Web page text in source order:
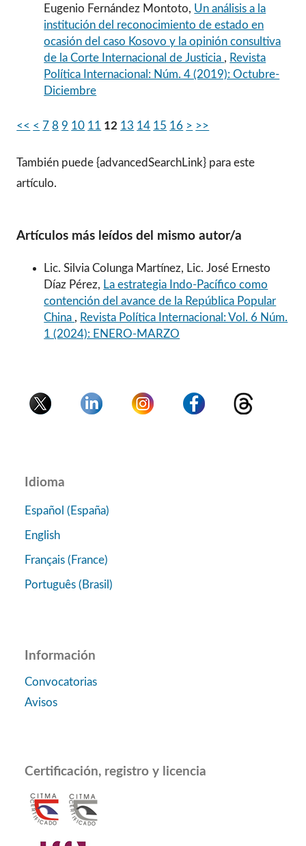
Eugenio Fernández Montoto, Un análisis a la
institución del reconocimiento de estado en
ocasión del caso Kosovo y la opinión consultiva
de la Corte Internacional de Justicia , Revista
Política Internacional: Núm. 4 (2019): Octubre-
Diciembre
<< < 7 8 9 10 11 12 13 14 15 16 > >>
También puede {advancedSearchLink} para este
artículo.
Artículos más leídos del mismo autor/a
Lic. Silvia Colunga Martínez, Lic. José Ernesto
Díaz Pérez, La estrategia Indo-Pacífico como
contención del avance de la República Popular
China , Revista Política Internacional: Vol. 6 Núm.
1 (2024): ENERO-MARZO
Idioma
Español (España)
English
Français (France)
Português (Brasil)
Información
Convocatorias
Avisos
Certificación, registro y licencia